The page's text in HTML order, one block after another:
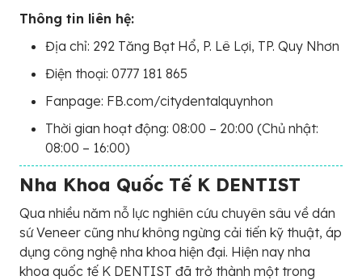
Thông tin liên hệ:
Địa chỉ: 292 Tăng Bạt Hổ, P. Lê Lợi, TP. Quy Nhơn
Điện thoại: 0777 181 865
Fanpage: FB.com/citydentalquynhon
Thời gian hoạt động: 08:00 – 20:00 (Chủ nhật:
08:00 – 16:00)
Nha Khoa Quốc Tế K DENTIST
Qua nhiều năm nỗ lực nghiên cứu chuyên sâu về dán
sứ Veneer cũng như không ngừng cải tiến kỹ thuật, áp
dụng công nghệ nha khoa hiện đại. Hiện nay nha
khoa quốc tế K DENTIST đã trở thành một trong